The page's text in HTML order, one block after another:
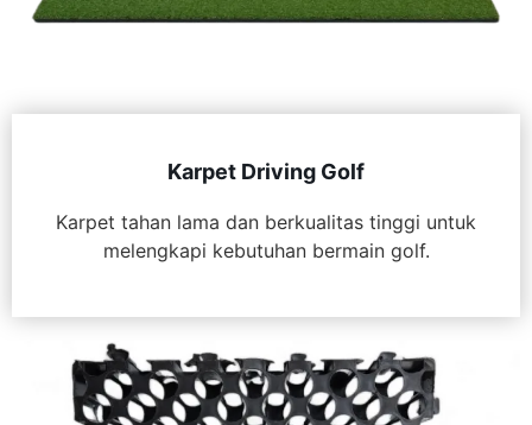
Karpet Driving Golf
Karpet tahan lama dan berkualitas tinggi untuk
melengkapi kebutuhan bermain golf.